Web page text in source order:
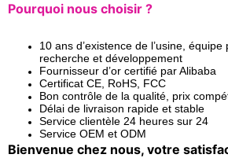
Pourquoi nous choisir ?
10 ans d’existence de l’usine,
recherche et développement
Fournisseur d’or certifié par Alibaba
Certificat CE, RoHS, FCC
Bon contrôle de la qualité, prix
Délai de livraison rapide et stable
Service clientèle 24 heures sur 24
Service OEM et ODM
Bienvenue chez nous, votre